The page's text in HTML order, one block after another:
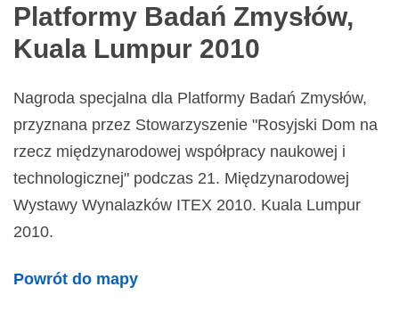
Platformy Badań Zmysłów,
Kuala Lumpur 2010
Nagroda specjalna dla Platformy Badań Zmysłów,
przyznana przez Stowarzyszenie "Rosyjski Dom na
rzecz międzynarodowej współpracy naukowej i
technologicznej" podczas 21. Międzynarodowej
Wystawy Wynalazków ITEX 2010. Kuala Lumpur
2010.
Powrót do mapy